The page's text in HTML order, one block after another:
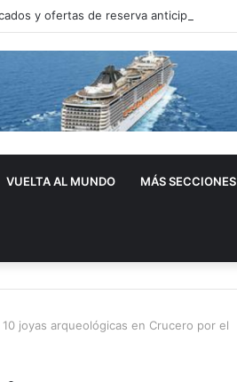
y ofertas de reserva anticipada
VUELTA AL MUNDO MÁS SECCIONES
10 joyas arqueológicas en Crucero por el